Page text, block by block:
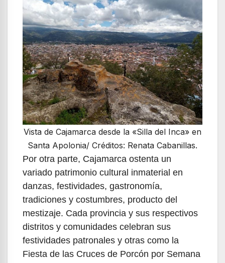
Vista de Cajamarca desde la «Silla del Inca» en
Santa Apolonia/ Créditos: Renata Cabanillas.
Por otra parte, Cajamarca ostenta un
variado patrimonio cultural inmaterial en
danzas, festividades, gastronomía,
tradiciones y costumbres, producto del
mestizaje. Cada provincia y sus respectivos
distritos y comunidades celebran sus
festividades patronales y otras como la
Fiesta de las Cruces de Porcón por Semana